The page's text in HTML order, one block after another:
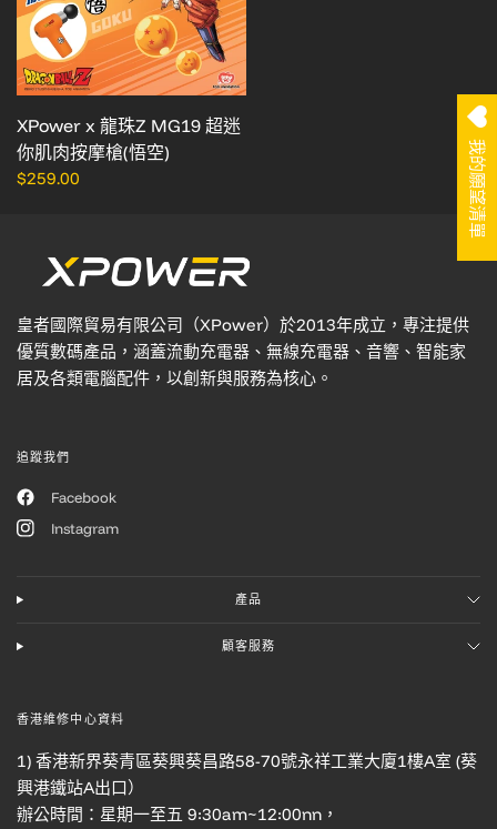
XPower x 龍珠Z MG19 超迷
你肌肉按摩槍(悟空)
$259.00
皇者國際貿易有限公司（XPower）於2013年成立，專注提供
優質數碼產品，涵蓋流動充電器、無線充電器、音響、智能家
居及各類電腦配件，以創新與服務為核心。
追蹤我們
Facebook
Instagram
產品
顧客服務
香港維修中心資料
1) 香港新界葵青區葵興葵昌路58-70號永祥工業大廈1樓A室 (葵
興港鐵站A出口）
辦公時間：星期一至五 9:30am~12:00nn，
我的願望清單